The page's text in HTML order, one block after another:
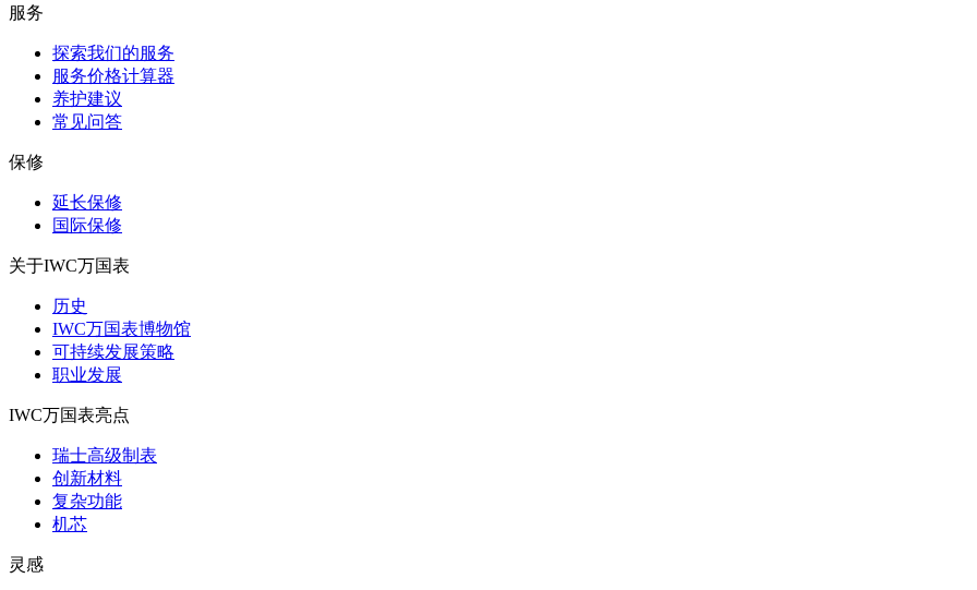
服务
探索我们的服务
服务价格计算器
养护建议
常见问答
保修
延长保修
国际保修
关于IWC万国表
历史
IWC万国表博物馆
可持续发展策略
职业发展
IWC万国表亮点
瑞士高级制表
创新材料
复杂功能
机芯
灵感